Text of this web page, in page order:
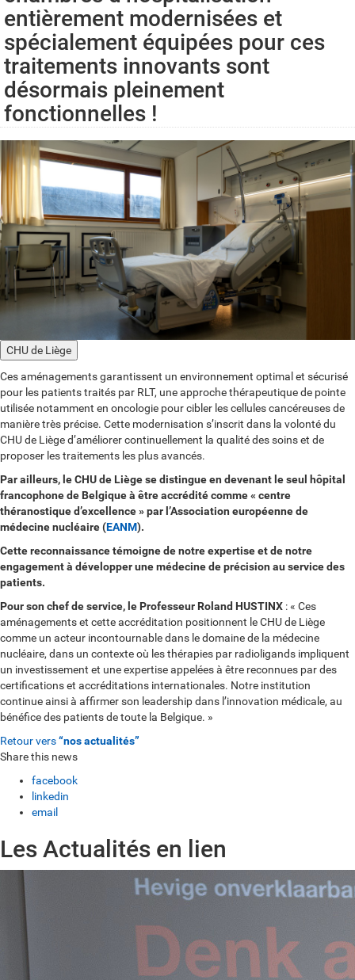
entièrement modernisées et
spécialement équipées pour ces
traitements innovants sont
désormais pleinement
fonctionnelles !
CHU de Liège
Ces aménagements garantissent un environnement optimal et sécurisé
pour les patients traités par RLT, une approche thérapeutique de pointe
utilisée notamment en oncologie pour cibler les cellules cancéreuses de
manière très précise. Cette modernisation s’inscrit dans la volonté du
CHU de Liège d’améliorer continuellement la qualité des soins et de
proposer les traitements les plus avancés.
Par ailleurs, le CHU de Liège se distingue en devenant le seul hôpital
francophone de Belgique à être accrédité comme « centre
théranostique d’excellence » par l’Association européenne de
médecine nucléaire (EANM).
Cette reconnaissance témoigne de notre expertise et de notre
engagement à développer une médecine de précision au service des
patients.
Pour son chef de service, le Professeur Roland HUSTINX : « Ces
aménagements et cette accréditation positionnent le CHU de Liège
comme un acteur incontournable dans le domaine de la médecine
nucléaire, dans un contexte où les thérapies par radioligands impliquent
un investissement et une expertise appelées à être reconnues par des
certifications et accréditations internationales. Notre institution
continue ainsi à affirmer son leadership dans l’innovation médicale, au
bénéfice des patients de toute la Belgique. »
Retour vers“nos actualités”
Share this news
facebook
linkedin
email
Les Actualités en lien